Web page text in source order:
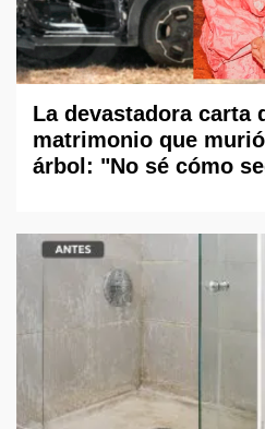
La devastadora carta
matrimonio que
árbol: "No sé cómo